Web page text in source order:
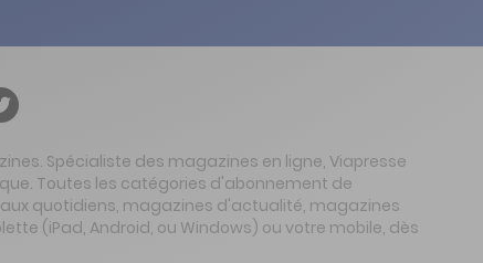
Spécialiste des magazines en ligne, Viapresse
Toutes les catégories d'abonnement de
quotidiens, magazines d'actualité, magazines
(iPad, Android, ou Windows) ou votre mobile, dès